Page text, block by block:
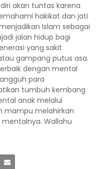
akan tuntas karena
hakikat dan jati
Islam sebagai
jalan hidup bagi
yang sakit
gampang putus asa.
dengan mental
para
tumbuh kembang
anak melalui
mampu melahirkan
Wallahu